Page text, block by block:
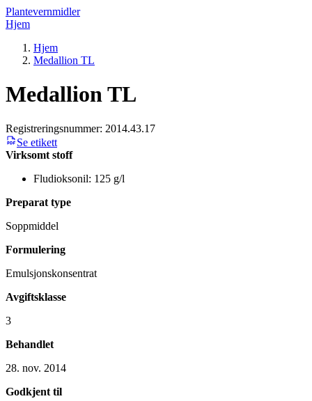
Plantevernmidler
Hjem
Hjem
Medallion TL
Medallion TL
Registreringsnummer: 2014.43.17
Se etikett
Virksomt stoff
Fludioksonil: 125 g/l
Preparat type
Soppmiddel
Formulering
Emulsjonskonsentrat
Avgiftsklasse
3
Behandlet
28. nov. 2014
Godkjent til